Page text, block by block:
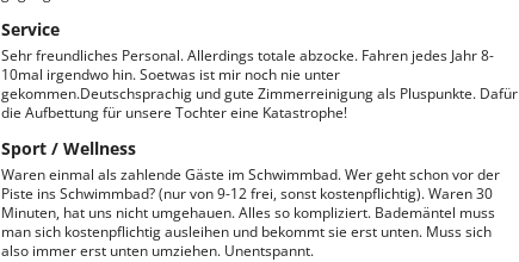
Service
Sehr freundliches Personal. Allerdings totale abzocke. Fahren jedes Jahr 8-
10mal irgendwo hin. Soetwas ist mir noch nie unter
gekommen.Deutschsprachig und gute Zimmerreinigung als Pluspunkte. Dafür
die Aufbettung für unsere Tochter eine Katastrophe!
Sport / Wellness
Waren einmal als zahlende Gäste im Schwimmbad. Wer geht schon vor der
Piste ins Schwimmbad? (nur von 9-12 frei, sonst kostenpflichtig). Waren 30
Minuten, hat uns nicht umgehauen. Alles so kompliziert. Bademäntel muss
man sich kostenpflichtig ausleihen und bekommt sie erst unten. Muss sich
also immer erst unten umziehen. Unentspannt.